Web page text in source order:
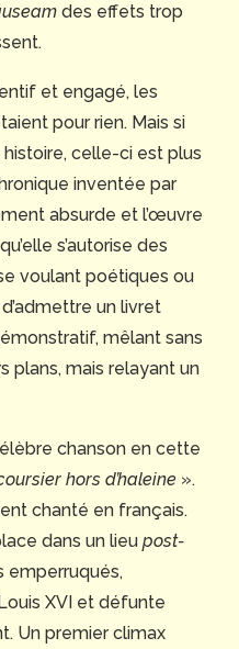
des effets trop
et engagé, les
pour rien. Mais si
celle-ci est plus
inventée par
absurde et l’œuvre
s’autorise des
voulant poétiques ou
un livret
mêlant sans
plans, mais relayant un
chanson en cette
hors d’haleine ».
chanté en français.
dans un lieu post-
emperruqués,
XVI et défunte
Un premier climax